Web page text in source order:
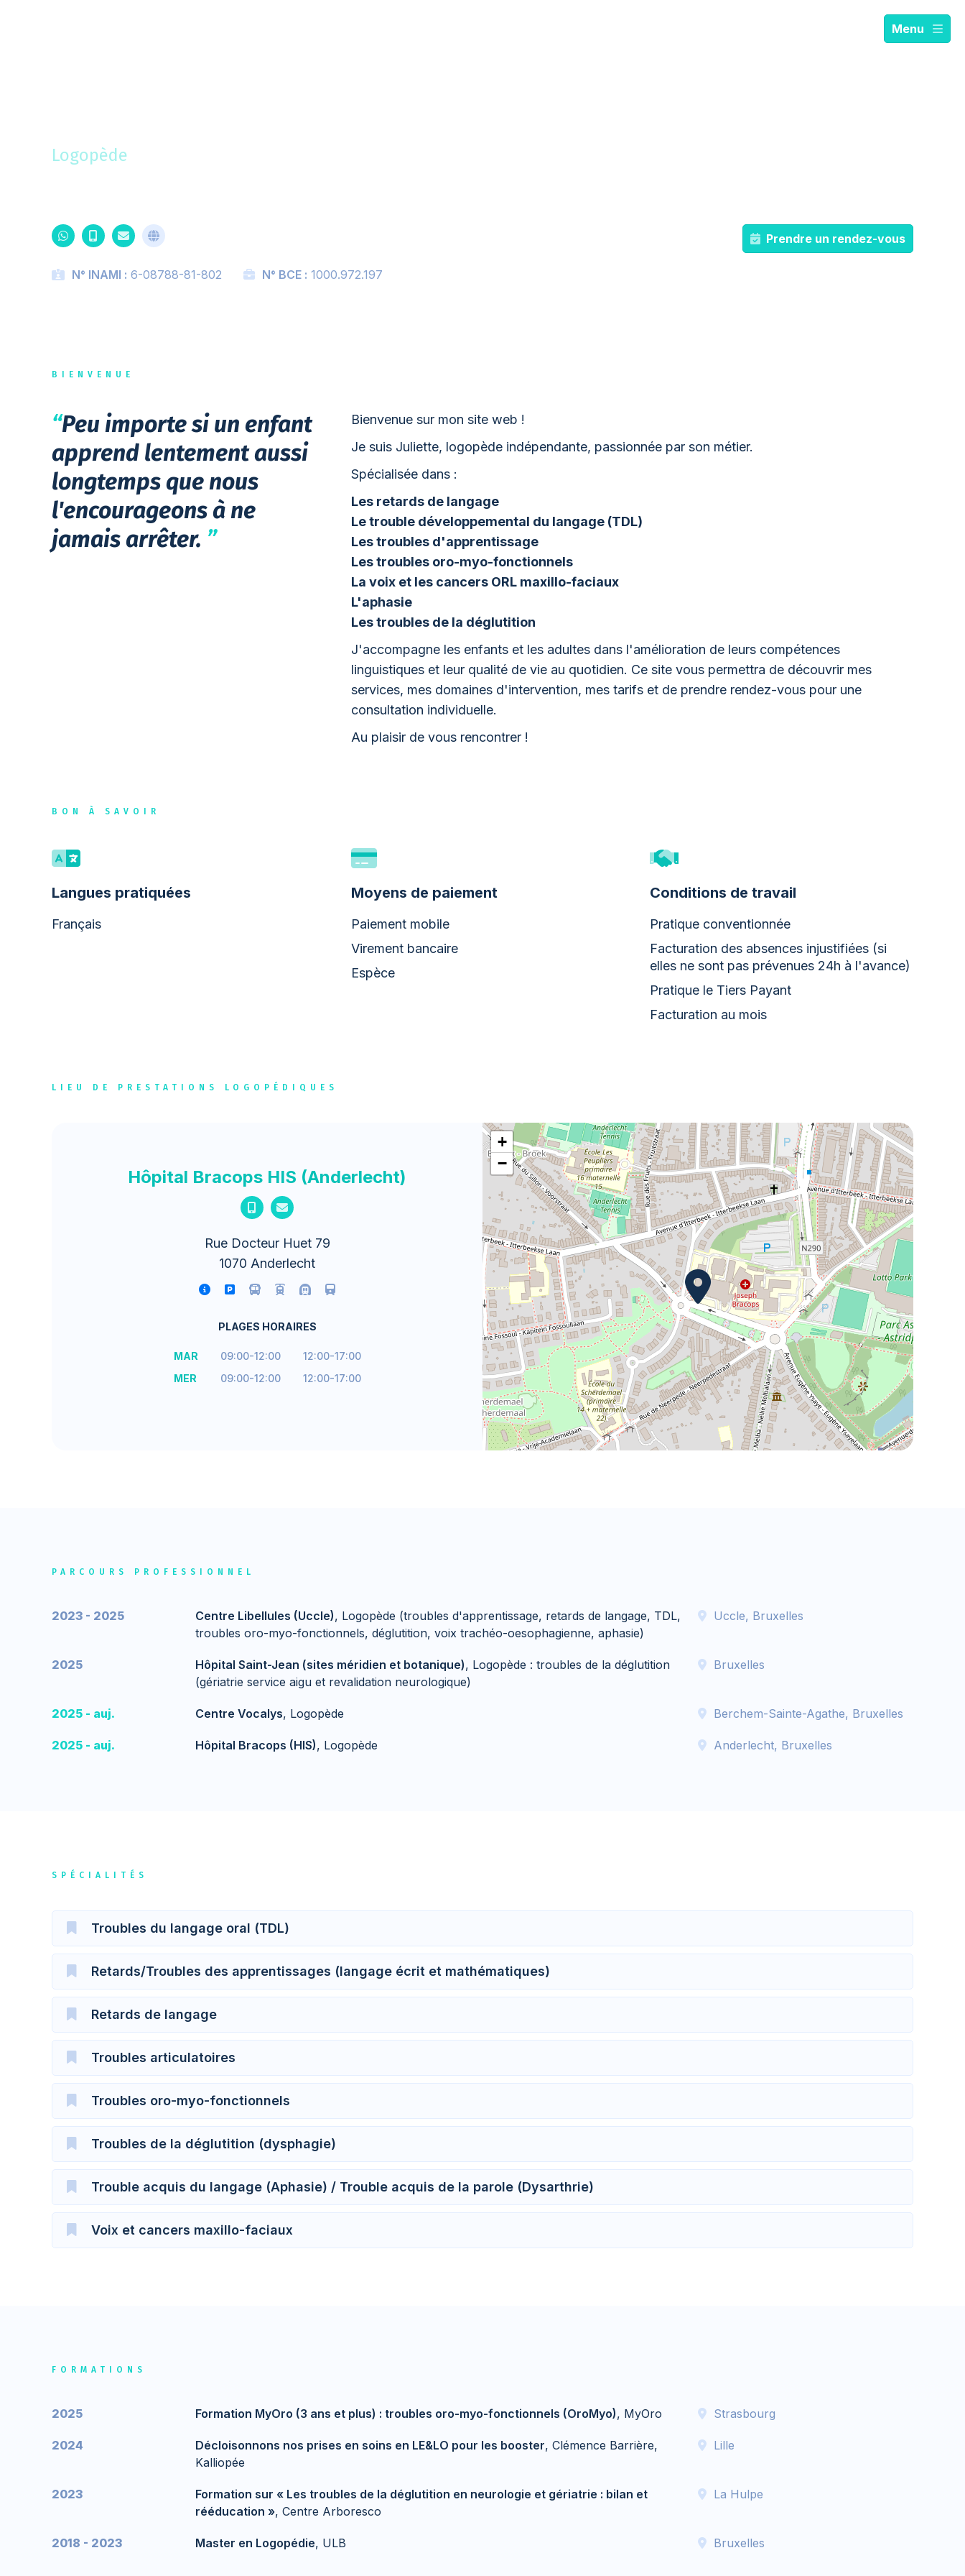
Menu
Logopède
Prendre un rendez-vous
N° INAMI : 6-08788-81-802 N° BCE : 1000.972.197
BIENVENUE
“Peu importe si un enfant
apprend lentement aussi
longtemps que nous
l'encourageons à ne
jamais arrêter. ”
Bienvenue sur mon site web !
Je suis Juliette, logopède indépendante, passionnée par son métier.
Spécialisée dans :
Les retards de langage
Le trouble développemental du langage (TDL)
Les troubles d'apprentissage
Les troubles oro-myo-fonctionnels
La voix et les cancers ORL maxillo-faciaux
L'aphasie
Les troubles de la déglutition
J'accompagne les enfants et les adultes dans l'amélioration de leurs compétences
linguistiques et leur qualité de vie au quotidien. Ce site vous permettra de découvrir mes
services, mes domaines d'intervention, mes tarifs et de prendre rendez-vous pour une
consultation individuelle.
Au plaisir de vous rencontrer !
BON À SAVOIR
Langues pratiquées
Français
Moyens de paiement
Paiement mobile
Virement bancaire
Espèce
Conditions de travail
Pratique conventionnée
Facturation des absences injustifiées (si
elles ne sont pas prévenues 24h à l'avance)
Pratique le Tiers Payant
Facturation au mois
LIEU DE PRESTATIONS LOGOPÉDIQUES
Hôpital Bracops HIS (Anderlecht)
Rue Docteur Huet 79
1070 Anderlecht
PLAGES HORAIRES
MAR 09:00-12:00
12:00-17:00
MER
09:00-12:00 12:00-17:00
+
−
PARCOURS PROFESSIONNEL
2023 - 2025 Centre Libellules (Uccle), Logopède (troubles d'apprentissage, retards de langage, TDL,
troubles oro-myo-fonctionnels, déglutition, voix trachéo-oesophagienne, aphasie)
Uccle, Bruxelles
2025 Hôpital Saint-Jean (sites méridien et botanique), Logopède : troubles de la déglutition
(gériatrie service aigu et revalidation neurologique)
Bruxelles
2025 - auj. Centre Vocalys, Logopède Berchem-Sainte-Agathe, Bruxelles
2025 - auj. Hôpital Bracops (HIS), Logopède Anderlecht, Bruxelles
SPÉCIALITÉS
Troubles du langage oral (TDL)
Retards/Troubles des apprentissages (langage écrit et mathématiques)
Retards de langage
Troubles articulatoires
Troubles oro-myo-fonctionnels
Troubles de la déglutition (dysphagie)
Trouble acquis du langage (Aphasie) / Trouble acquis de la parole (Dysarthrie)
Voix et cancers maxillo-faciaux
FORMATIONS
2025 Formation MyOro (3 ans et plus) : troubles oro-myo-fonctionnels (OroMyo), MyOro Strasbourg
2024 Décloisonnons nos prises en soins en LE&LO pour les booster, Clémence Barrière,
Kalliopée
Lille
2023
Formation sur « Les troubles de la déglutition en neurologie et gériatrie : bilan et
rééducation », Centre Arboresco
La Hulpe
2018 - 2023 Master en Logopédie, ULB Bruxelles